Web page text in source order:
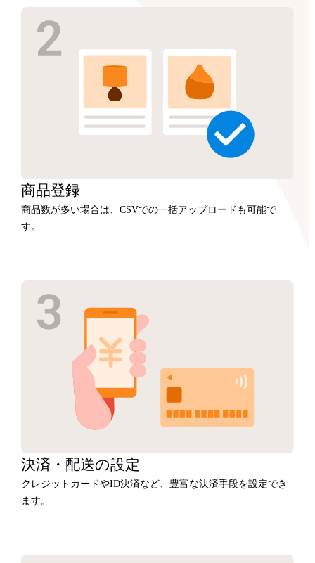
商品登録
商品数が多い場合は、CSVでの一括アップロードも可能で
す。
決済・ 配送の設定
クレジットカードやID決済など、豊富な決済手段を設定でき
ます。